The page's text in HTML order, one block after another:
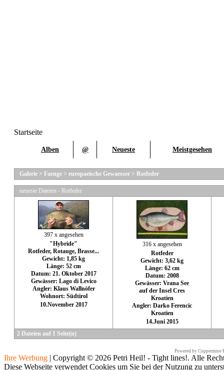
Startseite
Alben @ Neueste Meistgesehen
Galerie > Faenge > europaeische Gewaesser > Rotfeder
neueste Dateien - Rotfeder
397 x angesehen
"Hybride"
Rotfeder, Rotauge, Brasse...
Gewicht: 1,85 kg
Länge: 52 cm
Datum: 21. Oktober 2017
Gewässer: Lago di Levico
Angler: Klaus Wallnöfer
Wohnort: Südtirol
10.November 2017
316 x angesehen
Rotfeder
Gewicht: 3,62 kg
Länge: 62 cm
Datum: 2008
Gewässer: Vrana See
auf der Insel Cres
Kroatien
Angler: Darko Ferencic
Kroatien
14.Juni 2015
2 Dateien auf 1 Seite(n)
Powered by Coppermine
Ihre Werbung | Copyright © 2026 Petri Heil! - Tight lines!. Alle
Diese Webseite verwendet Cookies um Sie bei der Nutzung zu